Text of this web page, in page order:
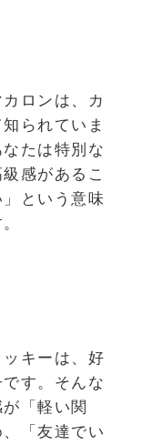
ロンは、カ
られていま
たは特別な
感があるこ
という意味
キーは、好
す。そんな
「軽い関
「友達でい